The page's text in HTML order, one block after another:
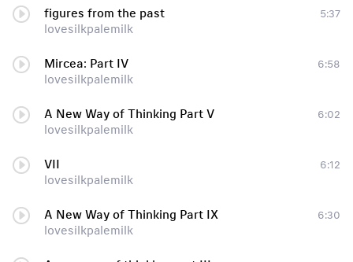
figures from the past
lovesilkpalemilk
5:37
Mircea: Part IV
lovesilkpalemilk
6:58
A New Way of Thinking Part V
lovesilkpalemilk
6:02
VII
lovesilkpalemilk
6:12
A New Way of Thinking Part IX
lovesilkpalemilk
6:30